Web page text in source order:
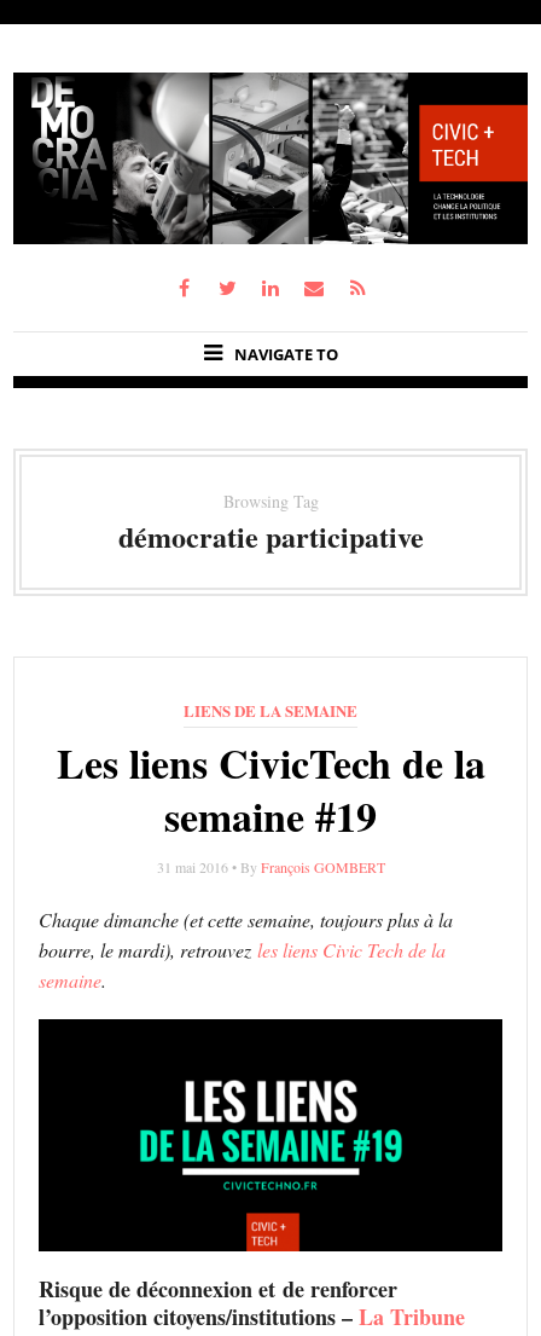
NAVIGATE TO
Browsing Tag
démocratie participative
LIENS DE LA SEMAINE
Les liens CivicTech de la
semaine #19
31 mai 2016 • By François GOMBERT
Chaque dimanche (et cette semaine, toujours plus à la
bourre, le mardi), retrouvezles liens Civic Tech de la
semaine.
Risque de déconnexion et de renforcer
l’opposition citoyens/institutions –La Tribune